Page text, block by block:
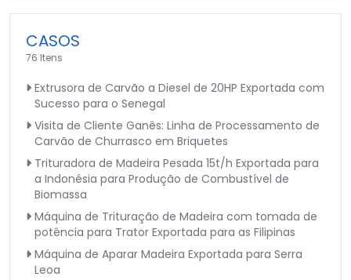
CASOS
76 Itens
Extrusora de Carvão a Diesel de 20HP Exportada com
Sucesso para o Senegal
Visita de Cliente Ganês: Linha de Processamento de
Carvão de Churrasco em Briquetes
Trituradora de Madeira Pesada 15t/h Exportada para
a Indonésia para Produção de Combustível de
Biomassa
Máquina de Trituração de Madeira com tomada de
potência para Trator Exportada para as Filipinas
Máquina de Aparar Madeira Exportada para Serra
Leoa